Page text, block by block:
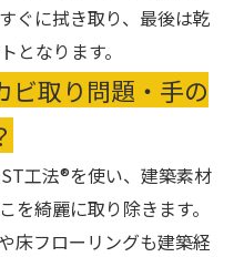
ぐに拭き取り、最後は乾
となります。
取り問題・手の
工法®を使い、建築素材
を綺麗に取り除きます。
床フローリングも建築経